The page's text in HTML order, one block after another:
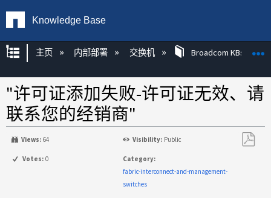
Knowledge Base
扩展/隐缩全局层次
主页 内部部署 交换机 Broadcom KBs
"许可证添加失败-许可证无效、请
联系您的经销商"
Views: 64 Visibility: Public
Votes: 0
Category:
fabric-interconnect-and-management-
switches